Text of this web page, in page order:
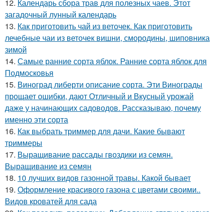
12. Календарь сбора трав для полезных чаев. Этот
загадочный лунный календарь
13. Как приготовить чай из веточек. Как приготовить
лечебные чаи из веточек вишни, смородины, шиповника
зимой
14. Самые ранние сорта яблок. Ранние сорта яблок для
Подмосковья
15. Виноград либерти описание сорта. Эти Винограды
прощает ошибки, дают Отличный и Вкусный урожай
даже у начинающих садоводов. Рассказываю, почему
именно эти сорта
16. Как выбрать триммер для дачи. Какие бывают
триммеры
17. Выращивание рассады гвоздики из семян.
Выращивание из семян
18. 10 лучших видов газонной травы. Какой бывает
19. Оформление красивого газона с цветами своими..
Видов кроватей для сада